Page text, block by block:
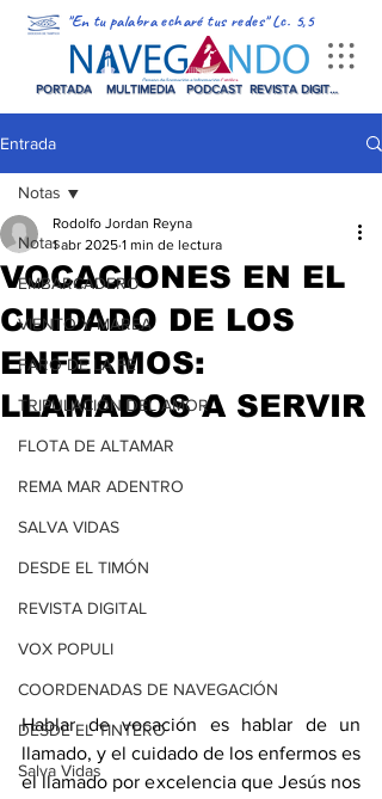
"En tu palabra echaré tus redes" Lc. 5,5
PORTADA MULTIMEDIA PODCAST REVISTA DIGITAL
Entrada
Notas
EMBARCADERO
VIENTO Y MAREA
FARO DE LA FE
TRIPULACIÓN DEL AMOR
FLOTA DE ALTAMAR
REMA MAR ADENTRO
SALVA VIDAS
DESDE EL TIMÓN
REVISTA DIGITAL
VOX POPULI
COORDENADAS DE NAVEGACIÓN
DESDE EL TINTERO
Salva Vidas
Notas
VOCACIONES EN EL
CUIDADO DE LOS
ENFERMOS:
LLAMADOS A SERVIR
Rodolfo Jordan Reyna
1 abr 2025 1 min de lectura
Hablar de vocación es hablar de un
llamado, y el cuidado de los enfermos es
el llamado por excelencia que Jesús nos